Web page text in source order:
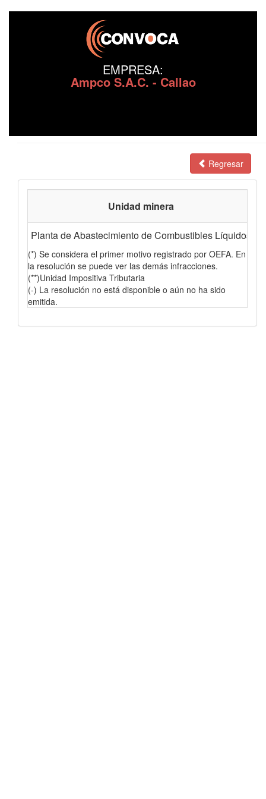
EMPRESA:
Ampco S.A.C. - Callao
Regresar
Unidad minera
Planta de Abastecimiento de Combustibles Líquidos
(*) Se considera el primer motivo registrado por OEFA. En
la resolución se puede ver las demás infracciones.
(**)Unidad Impositiva Tributaria
(-) La resolución no está disponible o aún no ha sido
emitida.